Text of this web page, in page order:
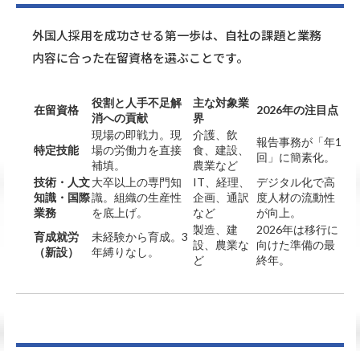
外国人採用を成功させる第一歩は、自社の課題と業務
内容に合った在留資格を選ぶことです。
在留資格
役割と人手不足解
消への貢献
主な対象業
界
2026年の注目点
特定技能
現場の即戦力。現
場の労働力を直接
補填。
介護、飲
食、建設、
農業など
報告事務が「年1
回」に簡素化。
技術・人文
知識・国際
業務
大卒以上の専門知
識。組織の生産性
を底上げ。
IT、経理、
企画、通訳
など
デジタル化で高
度人材の流動性
が向上。
育成就労
（新設）
未経験から育成。3
年縛りなし。
製造、建
設、農業な
ど
2026年は移行に
向けた準備の最
終年。